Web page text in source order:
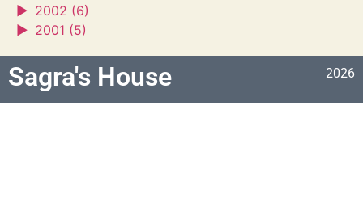
► 2002 (6)
► 2001 (5)
Sagra's House 2026